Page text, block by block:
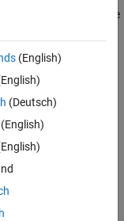
automatically, the
run a simulation for
a memory error.
allocate static
(English)
(Deutsch)
(English)